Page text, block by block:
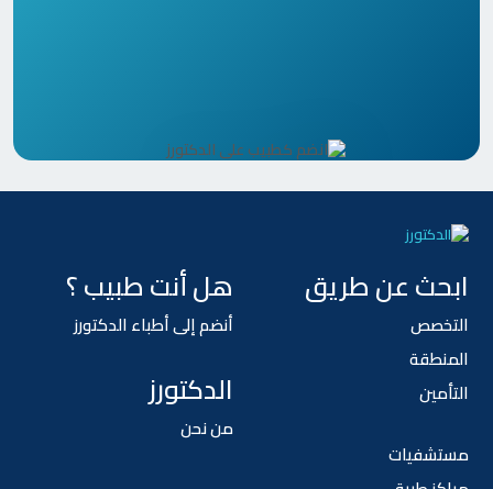
ابحث عن طريق
التخصص
المنطقة
التأمين
مستشفيات
هل أنت طبيب ؟
أنضم إلى أطباء الدكتورز
الدكتورز
من نحن